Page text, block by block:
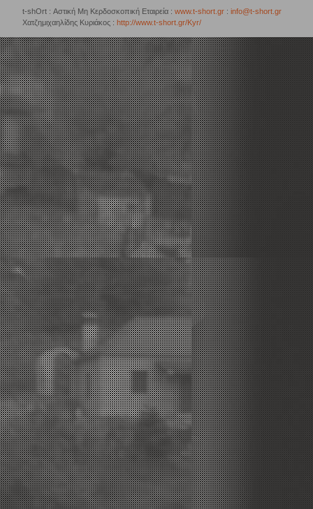
t-shOrt : Αστική Μη Κερδοσκοπική Εταιρεία : www.t-short.gr : info@t-short.gr
Χατζημιχαηλίδης Κυριάκος : http://www.t-short.gr/Kyr/